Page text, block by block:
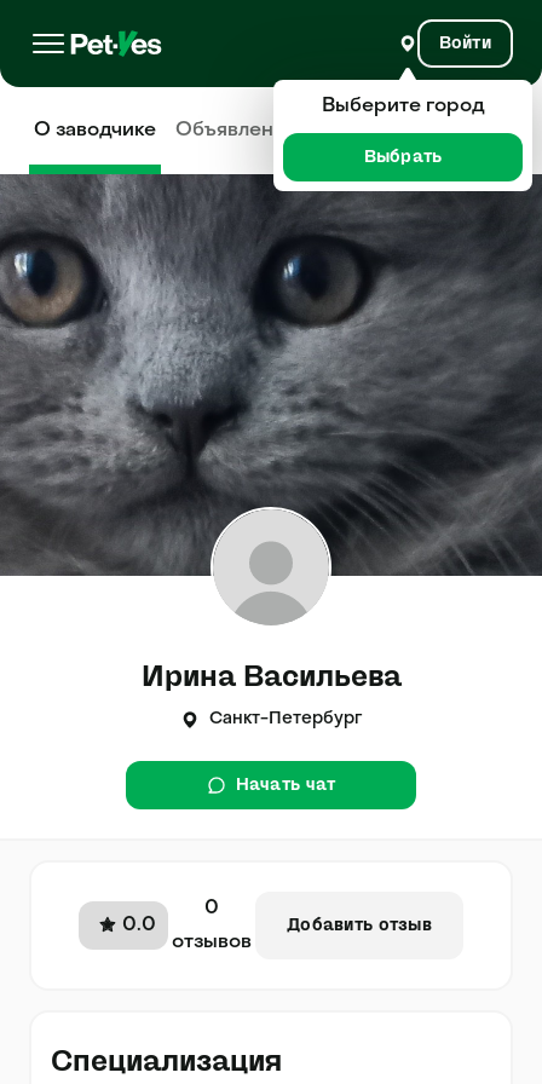
Войти
О заводчике Объявления Отзывы
Ирина Васильева
Санкт-Петербург
Начать чат
0.0
0
отзывов
Добавить отзыв
Специализация
Выберите город
Выбрать